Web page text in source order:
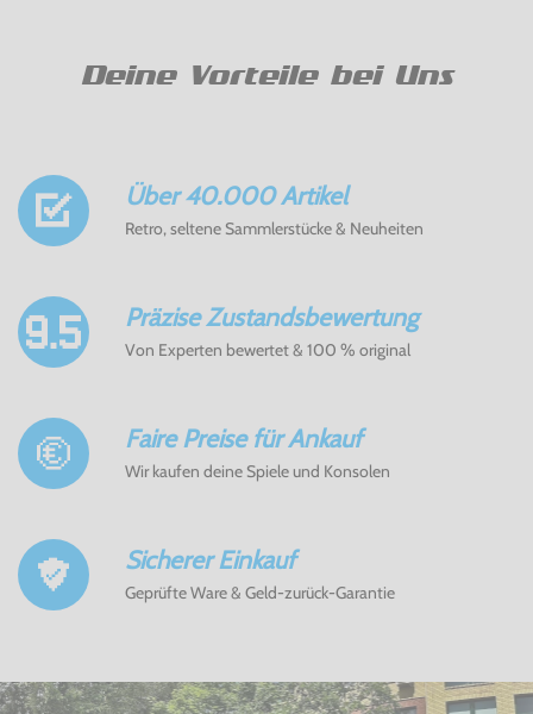
Deine Vorteile bei Uns
Über 40.000 Artikel
Retro, seltene Sammlerstücke & Neuheiten
Präzise Zustandsbewertung
Von Experten bewertet & 100 % original
Faire Preise für Ankauf
Wir kaufen deine Spiele und Konsolen
Sicherer Einkauf
Geprüfte Ware & Geld-zurück-Garantie